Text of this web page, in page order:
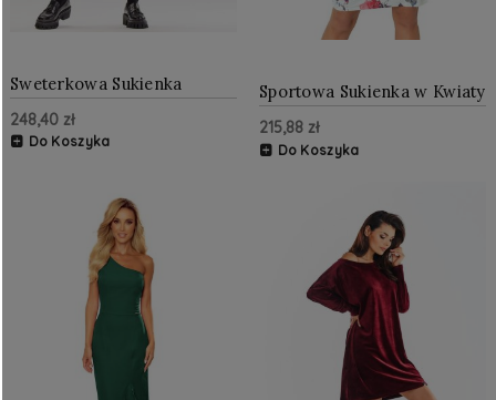
Sweterkowa Sukienka
Oversize Czarna AW618
248,40 zł
Do Koszyka
Sportowa Sukienka w Kwiaty
NU13-49
215,88 zł
Do Koszyka